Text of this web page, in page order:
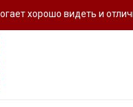
хорошо видеть и